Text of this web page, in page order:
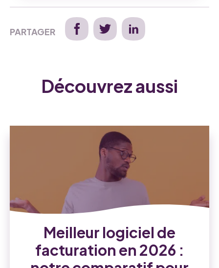
PARTAGER
Découvrez aussi
Meilleur logiciel de
facturation en 2026 :